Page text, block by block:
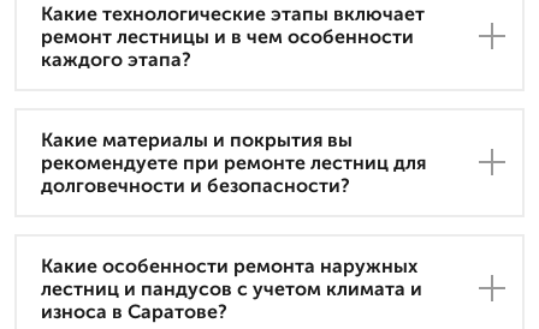
Какие технологические этапы включает
ремонт лестницы и в чем особенности
каждого этапа?
Какие материалы и покрытия вы
рекомендуете при ремонте лестниц для
долговечности и безопасности?
Какие особенности ремонта наружных
лестниц и пандусов с учетом климата и
износа в Саратове?